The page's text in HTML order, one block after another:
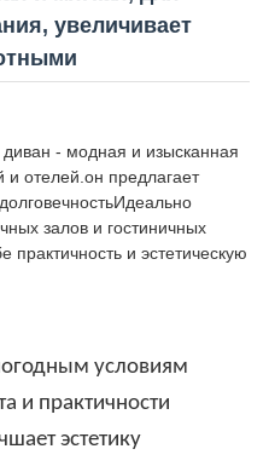
увеличивает
- модная и изысканная
отелей.он предлагает
залов и гостиничных
практичность и эстетическую
условиям
и практичности
эстетику